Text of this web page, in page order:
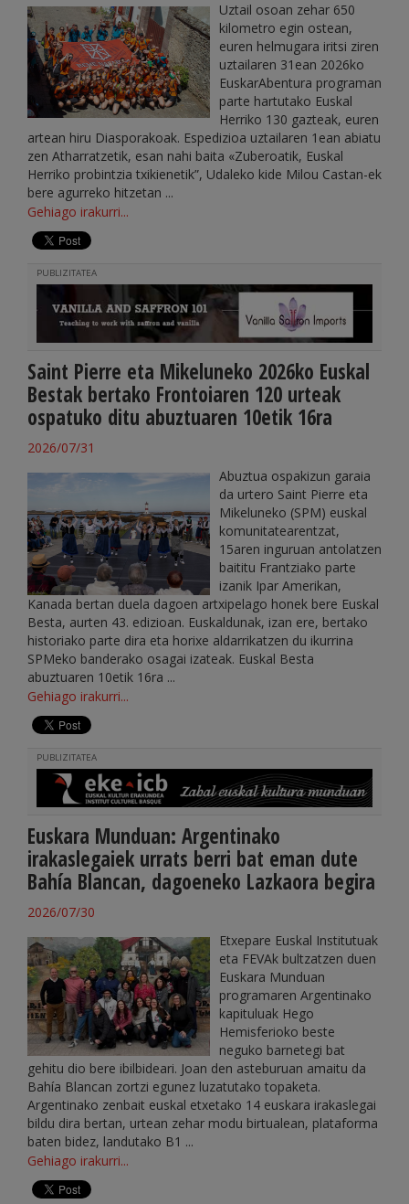
Uztail osoan zehar 650
kilometro egin ostean,
euren helmugara iritsi ziren
uztailaren 31ean 2026ko
EuskarAbentura programan
parte hartutako Euskal
Herriko 130 gazteak, euren
artean hiru Diasporakoak. Espedizioa uztailaren 1ean abiatu
zen Atharratzetik, esan nahi baita «Zuberoatik, Euskal
Herriko probintzia txikienetik”, Udaleko kide Milou Castan-ek
bere agurreko hitzetan ...
Gehiago irakurri...
PUBLIZITATEA
Saint Pierre eta Mikeluneko 2026ko Euskal
Bestak bertako Frontoiaren 120 urteak
ospatuko ditu abuztuaren 10etik 16ra
2026/07/31
Abuztua ospakizun garaia
da urtero Saint Pierre eta
Mikeluneko (SPM) euskal
komunitatearentzat,
15aren inguruan antolatzen
baititu Frantziako parte
izanik Ipar Amerikan,
Kanada bertan duela dagoen artxipelago honek bere Euskal
Besta, aurten 43. edizioan. Euskaldunak, izan ere, bertako
historiako parte dira eta horixe aldarrikatzen du ikurrina
SPMeko banderako osagai izateak. Euskal Besta
abuztuaren 10etik 16ra ...
Gehiago irakurri...
PUBLIZITATEA
Euskara Munduan: Argentinako
irakaslegaiek urrats berri bat eman dute
Bahía Blancan, dagoeneko Lazkaora begira
2026/07/30
Etxepare Euskal Institutuak
eta FEVAk bultzatzen duen
Euskara Munduan
programaren Argentinako
kapituluak Hego
Hemisferioko beste
neguko barnetegi bat
gehitu dio bere ibilbideari. Joan den asteburuan amaitu da
Bahía Blancan zortzi egunez luzatutako topaketa.
Argentinako zenbait euskal etxetako 14 euskara irakaslegai
bildu dira bertan, urtean zehar modu birtualean, plataforma
baten bidez, landutako B1 ...
Gehiago irakurri...